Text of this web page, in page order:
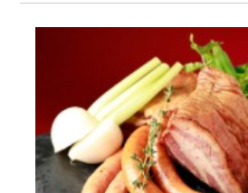
無塩せき商品について
販売店舗
催事イベント出展
ブランド・製品紹介